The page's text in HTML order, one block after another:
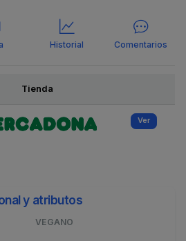
Historial Comentarios
Tienda
Ver
y atributos
VEGANO